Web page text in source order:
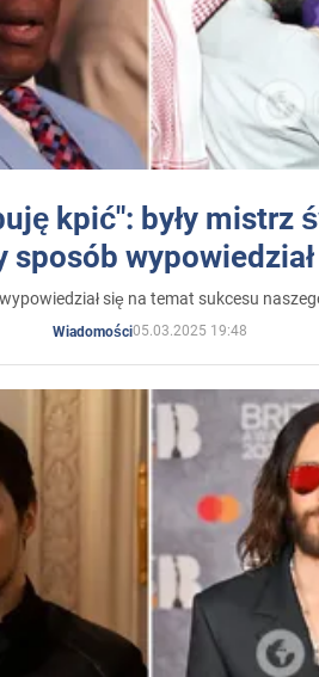
kpić": były mistrz
sposób
się na temat sukcesu
Wiadomości05.03.2025 19:48